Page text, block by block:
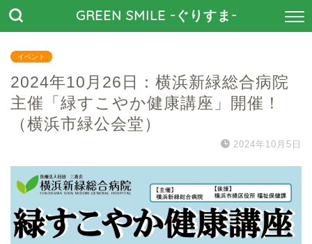
GREEN SMILE -ぐりすま-
イベント
2024年10月26日：横浜新緑総合病院
主催「緑すこやか健康講座」開催！
（横浜市緑公会堂）
2024年10月5日